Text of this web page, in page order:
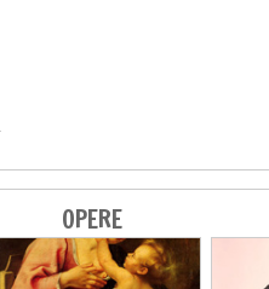
OPERE